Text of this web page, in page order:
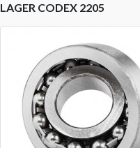
LAGER CODEX 2205